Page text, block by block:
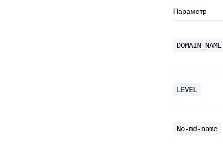
Параметр
DOMAIN_NAME
LEVEL
No-md-name